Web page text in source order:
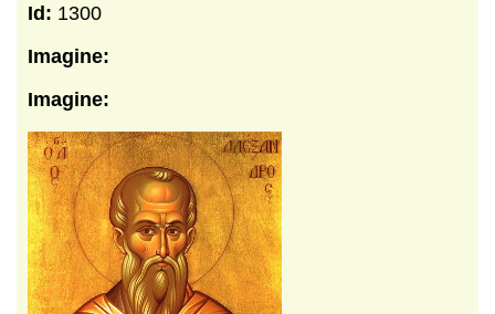
Id: 1300
Imagine:
Imagine: